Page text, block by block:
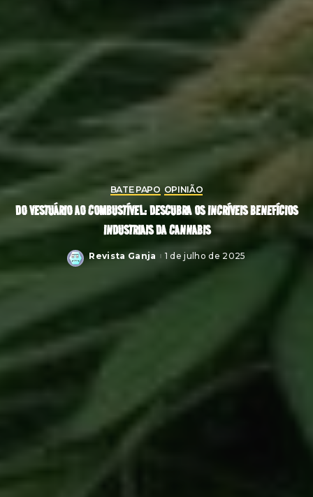
BATE PAPO OPINIÃO
DO VESTUÁRIO AO COMBUSTÍVEL: DESCUBRA OS INCRÍVEIS BENEFÍCIOS
INDUSTRIAIS DA CANNABIS
Posted
Revista Ganja 1 de julho de 2025